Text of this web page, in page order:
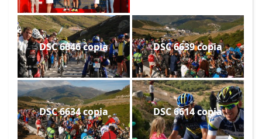
DSC 6646 copia DSC 6639 copia
DSC 6634 copia DSC 6614 copia